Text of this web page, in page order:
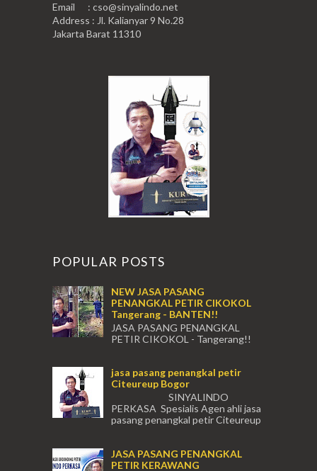
Email : cso@sinyalindo.net
Address : Jl. Kalianyar 9 No.28
Jakarta Barat 11310
POPULAR POSTS
NEW JASA PASANG
PENANGKAL PETIR CIKOKOL
Tangerang - BANTEN!!
JASA PASANG PENANGKAL
PETIR CIKOKOL - Tangerang!!
CIKOKOL TANGERANG ...
jasa pasang penangkal petir
Citeureup Bogor
SINYALINDO
PERKASA Spesialis Agen ahli jasa
pasang penangkal petir Citeureup
JASA PASANG PENANGKAL
PETIR KERAWANG